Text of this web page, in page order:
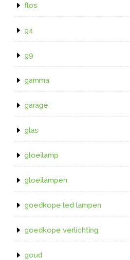
flos
g4
g9
gamma
garage
glas
gloeilamp
gloeilampen
goedkope led lampen
goedkope verlichting
goud